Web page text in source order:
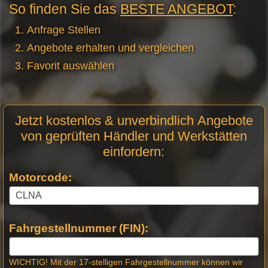
So finden Sie das BESTE ANGEBOT:
Anfrage Stellen
Angebote erhalten und vergleichen
Favorit auswählen
Anfrage
Stellen
Jetzt kostenlos & unverbindlich Angebote
von geprüften Händler und Werkstätten
einfordern:
Motorcode:
Fahrgestellnummer (FIN):
WICHTIG! Mit der 17-stelligen Fahrgestellnummer können wir